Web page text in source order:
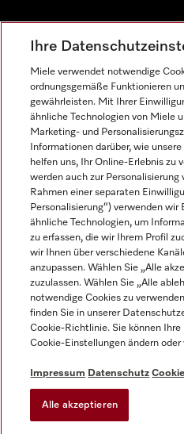
AGB
Datenschutz
Nutzungsbedingungen
Barrierefreiheitserklärung
EU-Gesetzen über digitale Dienste
Cookie-Einstellungen
Miele auf Instagram
Miele auf Facebook
Miele auf Youtube
Ihre
Miele verwendet notwendige
ordnungsgemäße Funktionieren
gewährleisten. Mit Ihrer
ähnliche Technologien von Miele
Marketing- und
Informationen darüber, wie
helfen uns, Ihr Online-Erlebnis zu
werden auch zur
Rahmen einer separaten
Personalisierung“) verwenden wir
ähnliche Technologien, um
zu erfassen, die wir Ihrem Profil
wir Ihnen über verschiedene
anzupassen. Wählen Sie „Alle
zuzulassen. Wählen Sie „Alle
notwendige Cookies zu
finden Sie in unserer
Cookie-Richtlinie. Sie können
Cookie-Einstellungen ändern oder
Impressum Datenschutz
Alle akzeptieren